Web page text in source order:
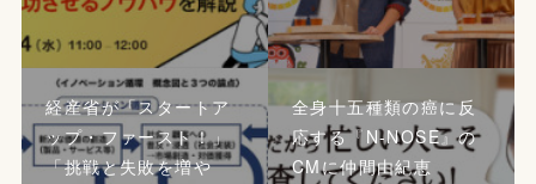
経産省が「スタートア
ップ・ファースト！」
「挑戦と失敗を増や
全身十五種類の癌に反
応する『N-NOSE』の
CMに仲間由紀恵